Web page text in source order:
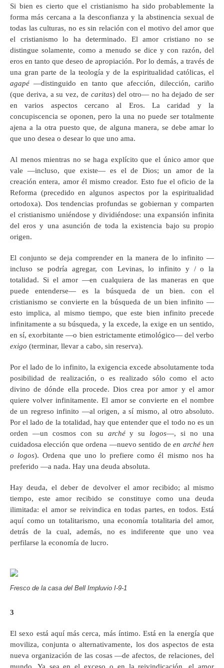
Si bien es cierto que el cristianismo ha sido probablemente la
forma más cercana a la desconfianza y la abstinencia sexual de
todas las culturas, no es sin relación con el motivo del amor que
el cristianismo lo ha determinado. El amor cristiano no se
distingue solamente, como a menudo se dice y con razón, del
eros en tanto que deseo de apropiación. Por lo demás, a través de
una gran parte de la teología y de la espiritualidad católicas, el
agapé —distinguido en tanto que afección, dilección, cariño
(que deriva, a su vez, de caritas) del otro— no ha dejado de ser
en varios aspectos cercano al Eros. La caridad y la
concupiscencia se oponen, pero la una no puede ser totalmente
ajena a la otra puesto que, de alguna manera, se debe amar lo
que uno desea o desear lo que uno ama.
Al menos mientras no se haga explícito que el único amor que
vale —incluso, que existe— es el de Dios; un amor de la
creación entera, amor él mismo creador. Esto fue el oficio de la
Reforma (precedido en algunos aspectos por la espiritualidad
ortodoxa). Dos tendencias profundas se gobiernan y comparten
el cristianismo uniéndose y dividiéndose: una expansión infinita
del eros y una asunción de toda la existencia bajo su propio
origen.
El conjunto se deja comprender en la manera de lo infinito —
incluso se podría agregar, con Levinas, lo infinito y / o la
totalidad. Si el amor —en cualquiera de las maneras en que
puede entenderse— es la búsqueda de un bien. con el
cristianismo se convierte en la búsqueda de un bien infinito —
esto implica, al mismo tiempo, que este bien infinito precede
infinitamente a su búsqueda, y la excede, la exige en un sentido,
en sí, exorbitante —o bien estrictamente etimológico— del verbo
exigo (terminar, llevar a cabo, sin reserva).
Por el lado de lo infinito, la exigencia excede absolutamente toda
posibilidad de realización, o es realizado sólo como el acto
divino de dónde ella procede. Dios crea por amor y el amor
quiere volver infinitamente. El amor se convierte en el nombre
de un regreso infinito —al origen, a sí mismo, al otro absoluto.
Por el lado de la totalidad, hay que entender que el todo no es un
orden —un cosmos con su archéy su logos—, si no una
cuidadosa elección que ordena —nuevo sentido de en arché hen
o logos). Ordena que uno lo prefiere como él mismo nos ha
preferido —a nada. Hay una deuda absoluta.
Hay deuda, el deber de devolver el amor recibido; al mismo
tiempo, este amor recibido se constituye como una deuda
ilimitada: el amor se reivindica en todas partes, en todos. Está
aquí como un totalitarismo, una economía totalitaria del amor,
detrás de la cual, además, no es indiferente que uno vea
perfilarse la economía de lucro.
Fresco de la casa del Bell Impluvio I-9-1
3
El sexo está aquí más cerca, más íntimo. Está en la energía que
moviliza, conjunta o alternativamente, los dos aspectos de esta
nueva organización de las cosas —de afectos, de relaciones, del